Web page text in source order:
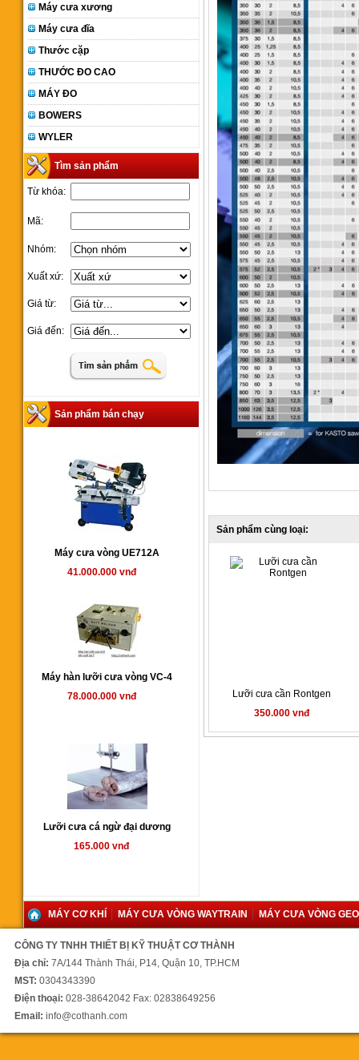
Máy cưa xương
Máy cưa đĩa
Thước cặp
THƯỚC ĐO CAO
MÁY ĐO
BOWERS
WYLER
Tìm sản phẩm
Từ khóa:
Mã:
Nhóm:
Xuất xứ:
Giá từ:
Giá đến:
Sản phẩm bán chạy
Máy cưa vòng UE712A
41.000.000 vnđ
Máy hàn lưỡi cưa vòng VC-4
78.000.000 vnđ
Lưỡi cưa cá ngừ đại dương
165.000 vnđ
Máy cưa vòng YCM350SA
00 vnđ
Sản phẩm cùng loại:
Lưỡi cưa cần Rontgen
350.000 vnđ
MÁY CƠ KHÍ MÁY CƯA VÒNG WAYTRAIN MÁY CƯA VÒNG
CÔNG TY TNHH THIẾT BỊ KỸ THUẬT CƠ THÀNH
Địa chỉ: 7A/144 Thành Thái, P14, Quận 10, TP.HCM
MST: 0304343390
Điện thoại: 028-38642042 Fax: 02838649256
Email: info@cothanh.com